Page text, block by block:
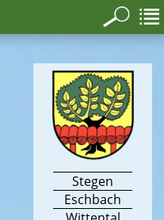
Stegen
Eschbach